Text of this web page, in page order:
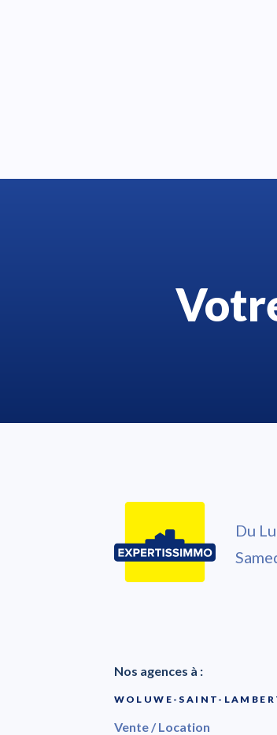
Du
Nos agences à :
WOLUWE-SAINT-
Vente / Location